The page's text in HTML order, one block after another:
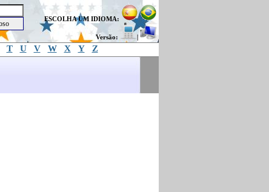
ESCOLHA UM IDIOMA:
Versão: |
T U V W X Y Z